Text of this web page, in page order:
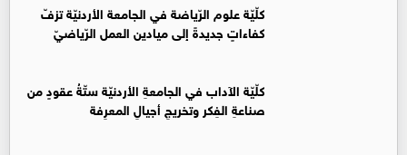
كلّيّة علوم الرّياضة في الجامعة الأردنيّة تزفّ
كفاءاتٍ جديدةً إلى ميادين العمل الرّياضيّ
كلّيّة الآداب في الجامعةِ الأردنيّة ستّةُ عقودٍ من
صناعةِ الفِكر وتخريجِ أجيالِ المعرِفة